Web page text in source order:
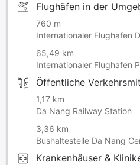
Flughäfen in der
760 m
Internationaler Flughafen
65,49 km
Internationaler Flughafen
Öffentliche
1,17 km
Da Nang Railway Station
3,36 km
Bushaltestelle Da Nang
Krankenhäuser &